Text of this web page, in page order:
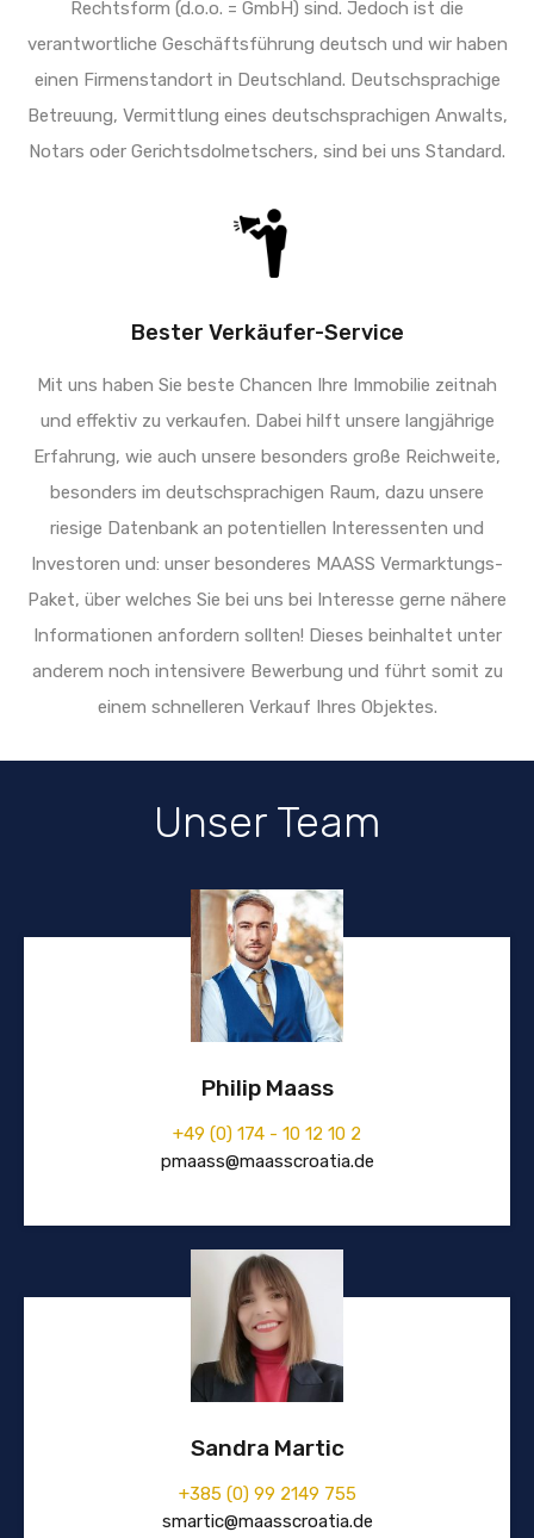
Rechtsform (d.o.o. = GmbH) sind. Jedoch ist die
verantwortliche Geschäftsführung deutsch und wir haben
einen Firmenstandort in Deutschland. Deutschsprachige
Betreuung, Vermittlung eines deutschsprachigen Anwalts,
Notars oder Gerichtsdolmetschers, sind bei uns Standard.
Bester Verkäufer-Service
Mit uns haben Sie beste Chancen Ihre Immobilie zeitnah
und effektiv zu verkaufen. Dabei hilft unsere langjährige
Erfahrung, wie auch unsere besonders große Reichweite,
besonders im deutschsprachigen Raum, dazu unsere
riesige Datenbank an potentiellen Interessenten und
Investoren und: unser besonderes MAASS Vermarktungs-
Paket, über welches Sie bei uns bei Interesse gerne nähere
Informationen anfordern sollten! Dieses beinhaltet unter
anderem noch intensivere Bewerbung und führt somit zu
einem schnelleren Verkauf Ihres Objektes.
Unser Team
Philip Maass
+49 (0) 174 - 10 12 10 2
pmaass@maasscroatia.de
Sandra Martic
+385 (0) 99 2149 755
smartic@maasscroatia.de